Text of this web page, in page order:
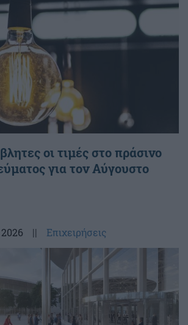
οι τιμές στο πράσινο
για τον Αύγουστο
|| Επιχειρήσεις